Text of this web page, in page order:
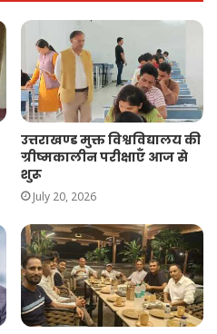
उत्तराखण्ड मुक्त विश्वविद्यालय की
ग्रीष्मकालीन परीक्षाएँ आज से
शुरू
July 20, 2026